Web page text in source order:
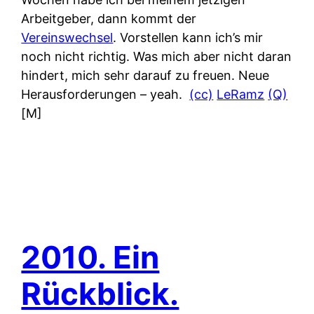
Arbeitgeber, dann kommt der
Vereinswechsel. Vorstellen kann ich’s mir
noch nicht richtig. Was mich aber nicht daran
hindert, mich sehr darauf zu freuen. Neue
Herausforderungen – yeah.
(cc) LeRamz (Q)
[M]
2010. Ein
Rückblick.